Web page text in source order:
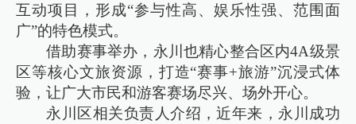
互动项目，形成“参与性高、娱乐性强、范围面
广”的特色模式。
借助赛事举办，永川也精心整合区内4A级景
区等核心文旅资源，打造“赛事+旅游”沉浸式体
验，让广大市民和游客赛场尽兴、场外开心。
永川区相关负责人介绍，近年来，永川成功